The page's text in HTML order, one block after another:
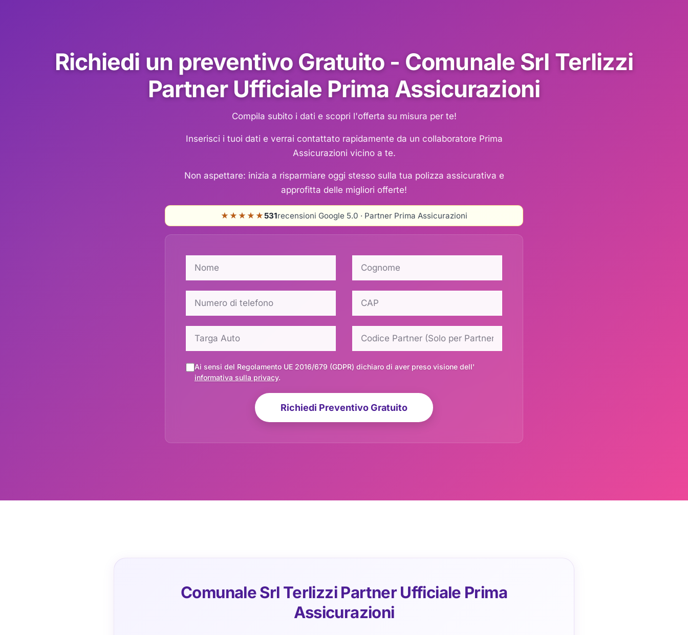
Richiedi un preventivo Gratuito - Comunale Srl Terlizzi
Partner Ufficiale Prima Assicurazioni
Compila subito i dati e scopri l'offerta su misura per te!
Inserisci i tuoi dati e verrai contattato rapidamente da un collaboratore Prima
Assicurazioni vicino a te.
Non aspettare: inizia a risparmiare oggi stesso sulla tua polizza assicurativa e
approfitta delle migliori offerte!
★★★★★531recensioni Google 5.0 · Partner Prima Assicurazioni
Ai sensi del Regolamento UE 2016/679 (GDPR) dichiaro di aver preso visione dell'
informativa sulla privacy.
Richiedi Preventivo Gratuito
Comunale Srl Terlizzi Partner Ufficiale Prima
Assicurazioni